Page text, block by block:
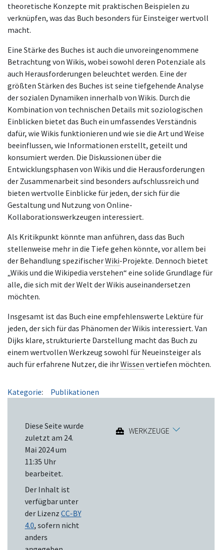
theoretische Konzepte mit praktischen Beispielen zu
verknüpfen, was das Buch besonders für Einsteiger wertvoll
macht.
Eine Stärke des Buches ist auch die unvoreingenommene
Betrachtung von Wikis, wobei sowohl deren Potenziale als
auch Herausforderungen beleuchtet werden. Eine der
größten Stärken des Buches ist seine tiefgehende Analyse
der sozialen Dynamiken innerhalb von Wikis. Durch die
Kombination von technischen Details mit soziologischen
Einblicken bietet das Buch ein umfassendes Verständnis
dafür, wie Wikis funktionieren und wie sie die Art und Weise
beeinflussen, wie Informationen erstellt, geteilt und
konsumiert werden. Die Diskussionen über die
Entwicklungsphasen von Wikis und die Herausforderungen
der Zusammenarbeit sind besonders aufschlussreich und
bieten wertvolle Einblicke für jeden, der sich für die
Gestaltung und Nutzung von Online-
Kollaborationswerkzeugen interessiert.
Als Kritikpunkt könnte man anführen, dass das Buch
stellenweise mehr in die Tiefe gehen könnte, vor allem bei
der Behandlung spezifischerWiki-Projekte. Dennoch bietet
„Wikis und die Wikipedia verstehen“ eine solide Grundlage für
alle, die sich mit der Welt der Wikis auseinandersetzen
möchten.
Insgesamt ist das Buch eine empfehlenswerte Lektüre für
jeden, der sich für das Phänomen der Wikis interessiert. Van
Dijks klare, strukturierte Darstellung macht das Buch zu
einem wertvollen Werkzeug sowohl für Neueinsteiger als
auch für erfahrene Nutzer, die ihrWissen vertiefen möchten.
Kategorie: Publikationen
Diese Seite wurde
zuletzt am 24.
Mai 2024 um
11:35 Uhr
bearbeitet.
Der Inhalt ist
verfügbar unter
der Lizenz CC-BY
4.0, sofern nicht
anders
WERKZEUGE